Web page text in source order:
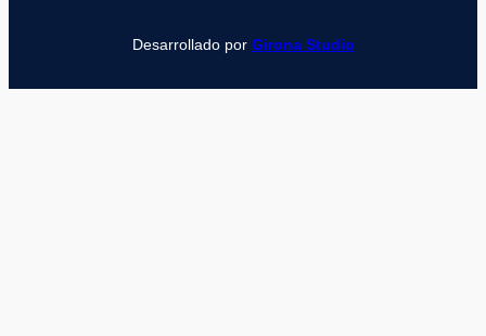
Desarrollado por Girona Studio